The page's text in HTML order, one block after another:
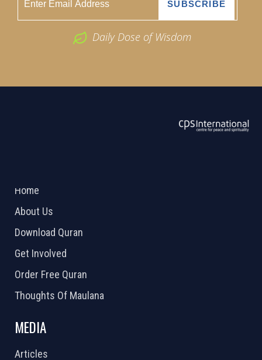
Daily Dose of Wisdom
Home
About Us
Download Quran
Get Involved
Order Free Quran
Thoughts Of Maulana
MEDIA
Articles